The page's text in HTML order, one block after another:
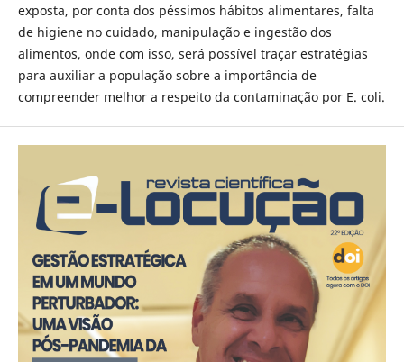
exposta, por conta dos péssimos hábitos alimentares, falta
de higiene no cuidado, manipulação e ingestão dos
alimentos, onde com isso, será possível traçar estratégias
para auxiliar a população sobre a importância de
compreender melhor a respeito da contaminação por E. coli.